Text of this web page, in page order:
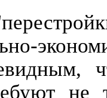
не